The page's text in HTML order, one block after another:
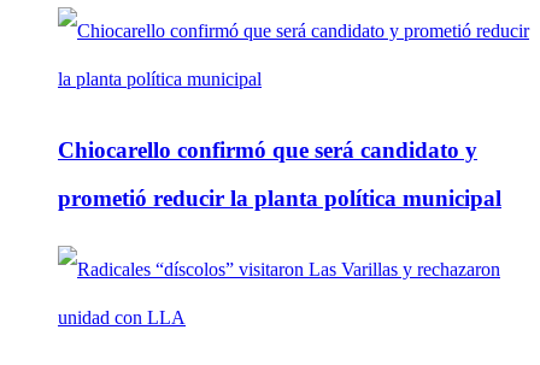
Chiocarello confirmó que será candidato y
prometió reducir la planta política municipal